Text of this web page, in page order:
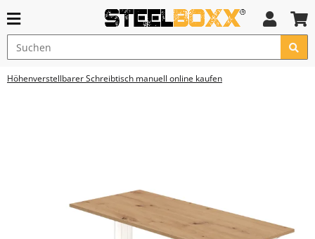
Höhenverstellbarer Schreibtisch manuell online kaufen